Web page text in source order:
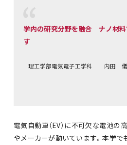
学内の研究分野を融合 ナノ材
す
理工学部電気電子工学科 内田 儀
電気自動車（EV）に不可欠な電池
やメーカーが動いています。本学で